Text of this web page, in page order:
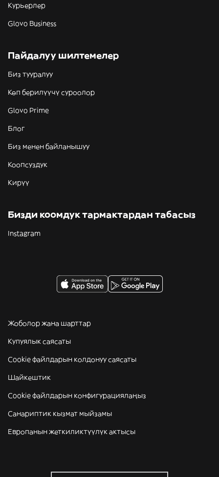
Курьерлер
Glovo Business
Пайдалуу шилтемелер
Биз тууралуу
Көп берилүүчү суроолор
Glovo Prime
Блог
Биз менен байланышуу
Коопсуздук
Кирүү
Бизди коомдук тармактардан табасыз
Instagram
Жоболор жана шарттар
Купуялык саясаты
Cookie файлдарын колдонуу саясаты
Шайкештик
Cookie файлдарын конфигурациялаңыз
Санариптик кызмат мыйзамы
Европанын жеткиликтүүлүк актысы